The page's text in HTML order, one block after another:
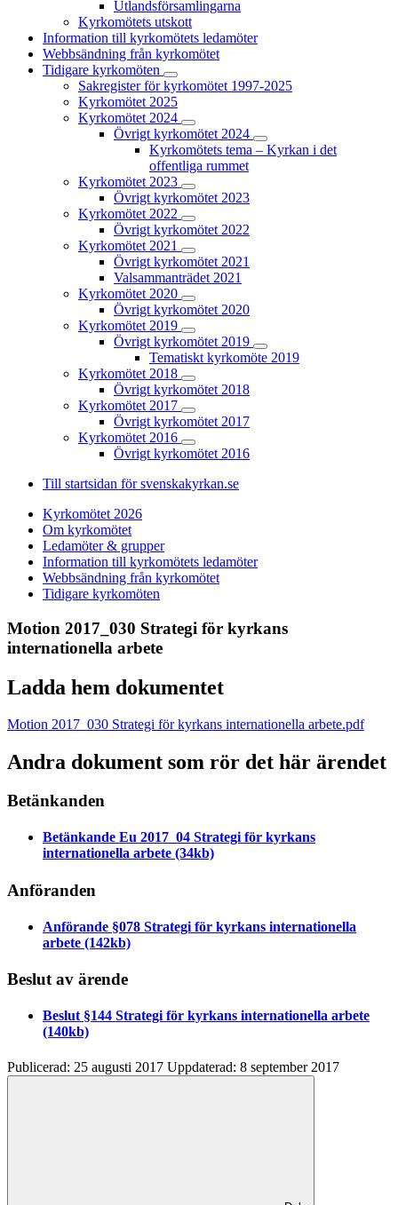
Utlandsförsamlingarna
Kyrkomötets utskott
Information till kyrkomötets ledamöter
Webbsändning från kyrkomötet
Tidigare kyrkomöten
Sakregister för kyrkomötet 1997-2025
Kyrkomötet 2025
Kyrkomötet 2024
Övrigt kyrkomötet 2024
Kyrkomötets tema – Kyrkan i det
offentliga rummet
Kyrkomötet 2023
Övrigt kyrkomötet 2023
Kyrkomötet 2022
Övrigt kyrkomötet 2022
Kyrkomötet 2021
Övrigt kyrkomötet 2021
Valsammanträdet 2021
Kyrkomötet 2020
Övrigt kyrkomötet 2020
Kyrkomötet 2019
Övrigt kyrkomötet 2019
Tematiskt kyrkomöte 2019
Kyrkomötet 2018
Övrigt kyrkomötet 2018
Kyrkomötet 2017
Övrigt kyrkomötet 2017
Kyrkomötet 2016
Övrigt kyrkomötet 2016
Till startsidan för svenskakyrkan.se
Kyrkomötet 2026
Om kyrkomötet
Ledamöter & grupper
Information till kyrkomötets ledamöter
Webbsändning från kyrkomötet
Tidigare kyrkomöten
Motion 2017_030 Strategi för kyrkans
internationella arbete
Ladda hem dokumentet
Motion 2017_030 Strategi för kyrkans internationella arbete.pdf
Andra dokument som rör det här ärendet
Betänkanden
Betänkande Eu 2017_04 Strategi för kyrkans
internationella arbete (34kb)
Anföranden
Anförande §078 Strategi för kyrkans internationella
arbete (142kb)
Beslut av ärende
Beslut §144 Strategi för kyrkans internationella arbete
(140kb)
Publicerad: 25 augusti 2017 Uppdaterad: 8 september 2017